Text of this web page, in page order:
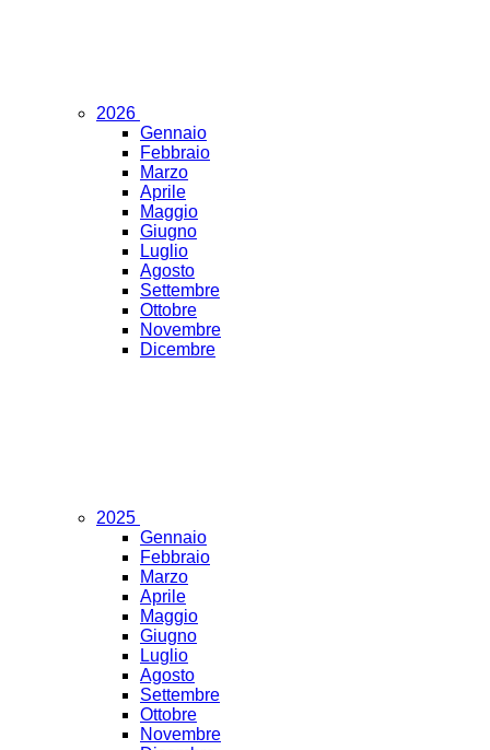
2026
Gennaio
Febbraio
Marzo
Aprile
Maggio
Giugno
Luglio
Agosto
Settembre
Ottobre
Novembre
Dicembre
2025
Gennaio
Febbraio
Marzo
Aprile
Maggio
Giugno
Luglio
Agosto
Settembre
Ottobre
Novembre